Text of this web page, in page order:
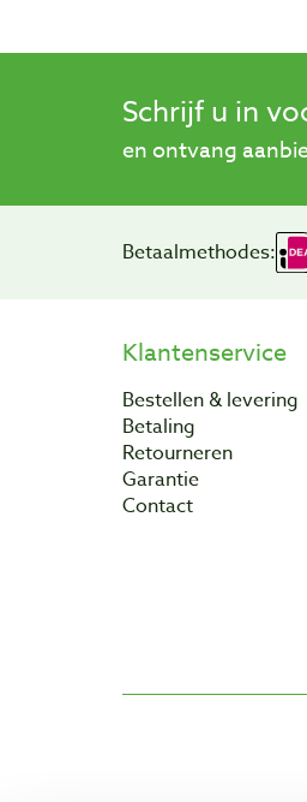
Schrijf u in
en ontvang
Betaalmethodes:
Klantenservice
Bestellen & levering
Betaling
Retourneren
Garantie
Contact